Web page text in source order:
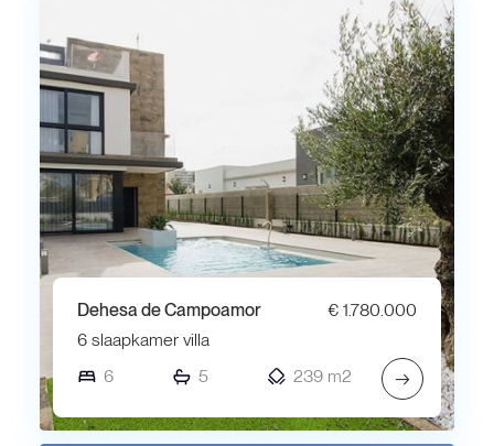
Dehesa de Campoamor
€ 1.780.000
6 slaapkamer villa
6
5 239 m2 →